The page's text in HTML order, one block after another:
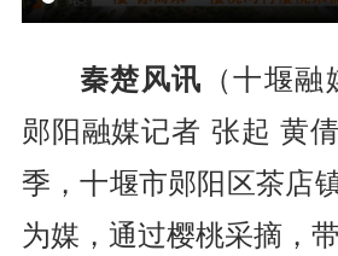
秦楚风讯 （十堰
郧阳融媒记者 张起 黄倩
季，十堰市郧阳区茶店
为媒，通过樱桃采摘，